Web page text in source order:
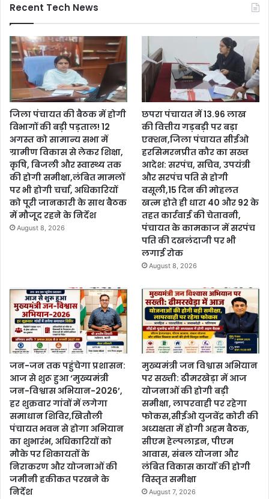
Recent Tech News
जिला पंचायत की बैठक में होगी
विभागों की बड़ी पड़ताल! 12
अगस्त को सामान्य सभा में
ग्रामीण विकास से लेकर शिक्षा,
कृषि, बिजली और स्वास्थ्य तक
की होगी समीक्षा,लंबित मामलों
पर भी होगी चर्चा, अधिकारियों
को पूरी जानकारी के साथ बैठक
में मौजूद रहने के निर्देश
August 8, 2026
छपरा पंचायत में 13.96 लाख
की वित्तीय गड़बड़ी पर बड़ा
एक्शन,जिला पंचायत सीईओ
हरसिमरनप्रीत कौर का सख्त
आदेश: सरपंच, सचिव, उपयंत्री
और सरपंच पति से होगी
वसूली,15 दिन की मोहलत
खत्म होते ही धारा 40 और 92 के
तहत कार्रवाई की चेतावनी,
पंचायत के कामकाज में सरपंच
पति की दखलंदाजी पर भी
लगाई रोक
August 8, 2026
जन-जन तक पहुंचेगा प्रशासन:
आज से शुरू हुआ ‘मुख्यमंत्री
जन-विश्वास अभियान-2026’,
हर शुक्रवार गांवों में लगेगा
समाधान शिविर,खितौली
पंचायत भवन से होगा अभियान
का शुभारंभ, अधिकारियों को
मौके पर शिकायतों के
निराकरण और योजनाओं की
जमीनी हकीकत परखने के
निर्देश
मुख्यमंत्री जन विश्वास अभियान
पर सख्ती: ढीमरखेड़ा में आज
योजनाओं की होगी बड़ी
समीक्षा, लापरवाही पर रहेगा
फोकस,सीईओ युजवेंद्र कोरी की
अध्यक्षता में होगी अहम बैठक,
सीएम हेल्पलाइन, पीएम
आवास, संबल योजना और
लंबित विकास कार्यों की होगी
विस्तृत समीक्षा
August 7, 2026